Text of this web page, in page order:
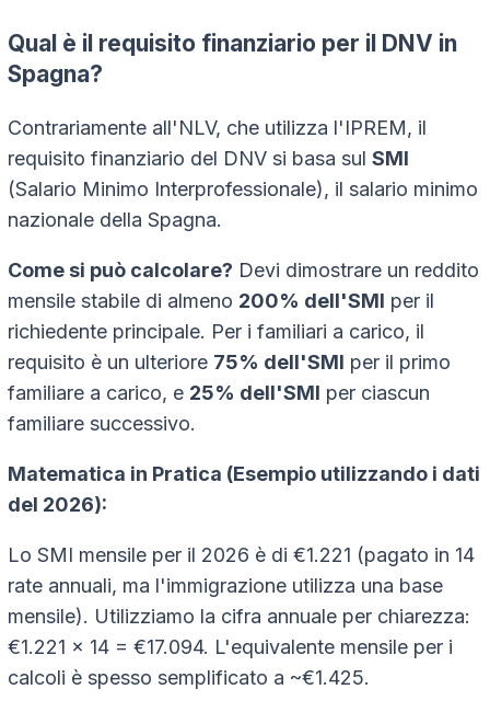
Qual è il requisito finanziario per il DNV in
Spagna?
Contrariamente all'NLV, che utilizza l'IPREM, il
requisito finanziario del DNV si basa sul SMI
(Salario Minimo Interprofessionale), il salario minimo
nazionale della Spagna.
Come si può calcolare? Devi dimostrare un reddito
mensile stabile di almeno 200% dell'SMI per il
richiedente principale. Per i familiari a carico, il
requisito è un ulteriore 75% dell'SMI per il primo
familiare a carico, e 25% dell'SMI per ciascun
familiare successivo.
Matematica in Pratica (Esempio utilizzando i dati
del 2026):
Lo SMI mensile per il 2026 è di €1.221 (pagato in 14
rate annuali, ma l'immigrazione utilizza una base
mensile). Utilizziamo la cifra annuale per chiarezza:
€1.221 x 14 = €17.094. L'equivalente mensile per i
calcoli è spesso semplificato a ~€1.425.